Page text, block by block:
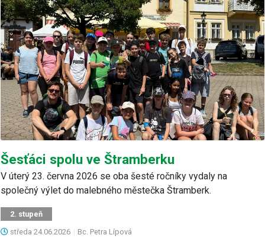
Šesťáci spolu ve Štramberku
V úterý 23. června 2026 se oba šesté ročníky vydaly na
společný výlet do malebného městečka Štramberk.
2. stupeň
středa 24.06.2026 | Bc. Petra Lípová